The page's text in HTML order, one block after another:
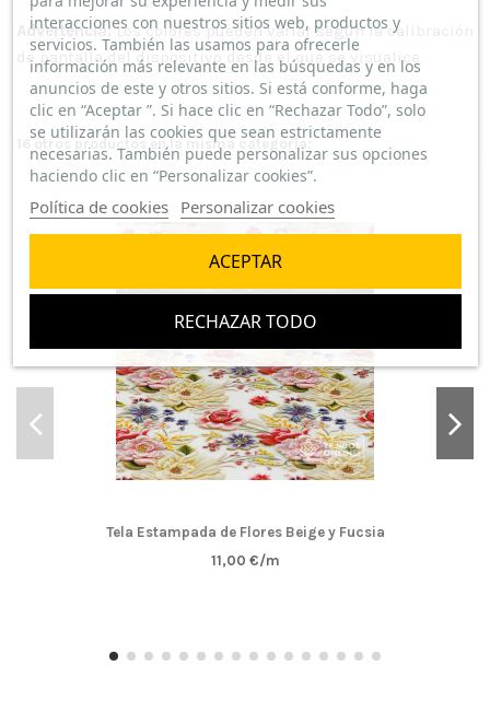
Advertencia:Los colores pueden variar según la calibración
de pantalla del dispositivo desde el que se visualice.
16 otros productos en la misma categoría:
Tela Estampada de Flores Beige y Fucsia
11,00 €/m
interacciones con nuestros sitios web, productos y
servicios. También las usamos para ofrecerle
información más relevante en las búsquedas y en los
anuncios de este y otros sitios. Si está conforme, haga
clic en “Aceptar ”. Si hace clic en “Rechazar Todo”, solo
se utilizarán las cookies que sean estrictamente
necesarias. También puede personalizar sus opciones
haciendo clic en “Personalizar cookies”.
Política de cookies Personalizar cookies
RECHAZAR TODO
ACEPTAR